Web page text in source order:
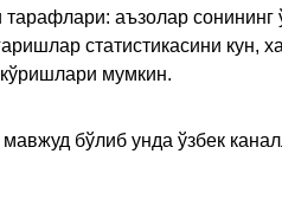
аъзолар
статистикасини кун,
мумкин.
бўлиб унда ўзбек